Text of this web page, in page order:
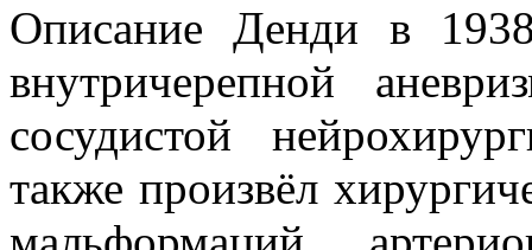
Описание Денди в
внутричерепной
сосудистой
также произвёл